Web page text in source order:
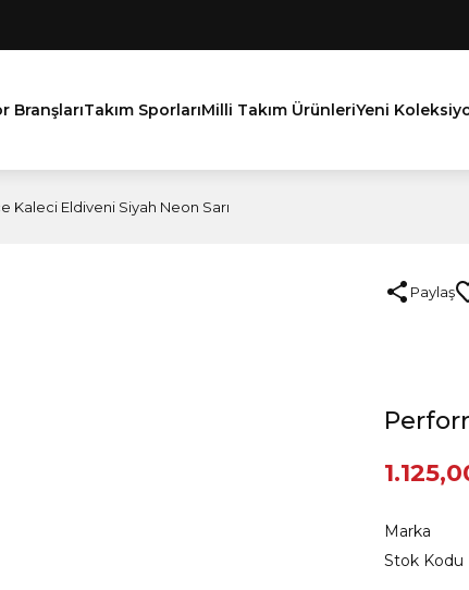
BranşlarıTakım SporlarıMilli Takım ÜrünleriYeni
Kaleci Eldiveni Siyah Neon Sarı
Paylaş
Marka
Stok Kodu